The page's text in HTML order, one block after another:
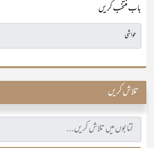
باب منتخب کریں
تلاش کریں